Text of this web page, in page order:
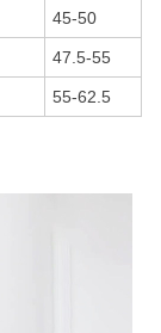
45-50
47.5-55
55-62.5